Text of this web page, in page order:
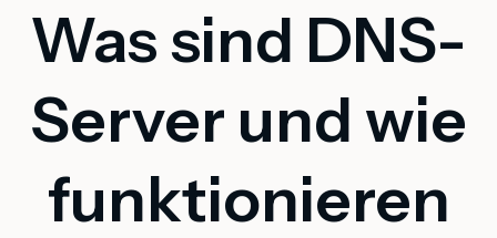
Was sind DNS-
Server und wie
funktionieren